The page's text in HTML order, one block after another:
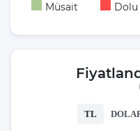
Müsait Dolu
TL